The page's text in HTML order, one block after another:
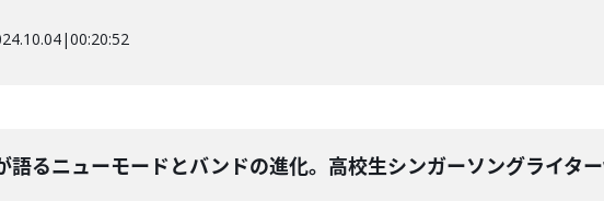
|00:20:52
るニューモードとバンドの進化。高校生シンガーソングライタ